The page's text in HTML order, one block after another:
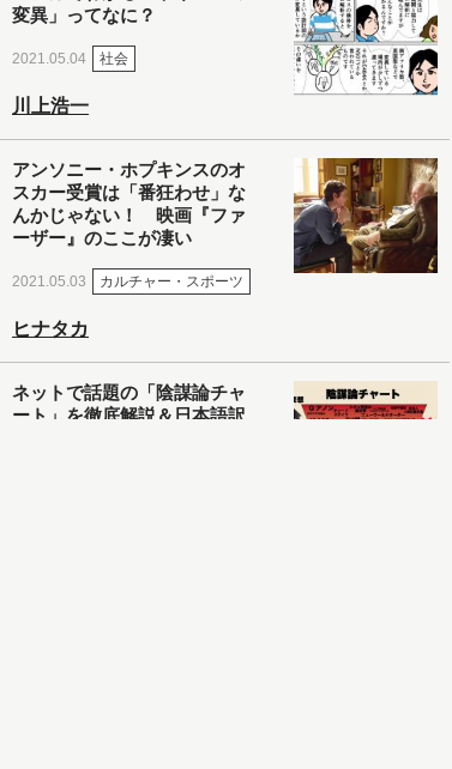
変異」ってなに？
2021.05.04 社会
川上浩一
アンソニー・ホプキンスのオ
スカー受賞は「番狂わせ」な
んかじゃない！ 映画『ファ
ーザー』のここが凄い
2021.05.03 カルチャー・スポーツ
ヒナタカ
ネットで話題の「陰謀論チャ
ート」を徹底解説＆日本語訳